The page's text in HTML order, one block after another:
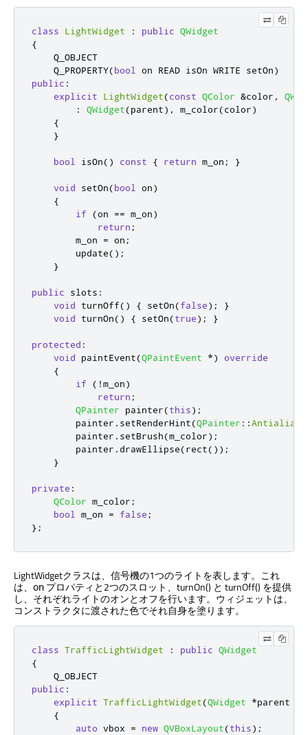
class LightWidget : public QWidget
{
    Q_OBJECT
    Q_PROPERTY
(bool on READ isOn WRITE setOn)
public :
explicit
LightWidget(const QColor &color ,
:
QWidget(parent) , m_color(color)
{
}
bool isOn() const { return m_on ; }
void setOn(bool on)
{
if
(on == m_on)
return ;
        m_on
= on ;
        update
();
}
public slots :
void turnOff() { setOn(false);
}
void turnOn() { setOn(true); }
protected :
void paintEvent(QPaintEvent *)
override
{
if
( !m_on)
return ;
QPainter painter(this);
        painter
. setRenderHint(QPainter ::
        painter
. setBrush(m_color);
        painter
. drawEllipse(rect());
}
private :
QColor m_color ;
bool
m_on = false ;
};
LightWidgetクラスは、信号機の1つのライトを表します。これ
は、 on プロパティと2つのスロット、turnOn() と turnOff() を提供
し、それぞれライトのオンとオフを行います。ウィジェットは、
コンストラクタに渡された色でそれ自身を塗ります。
class TrafficLightWidget : public QWidget
{
public :
explicit TrafficLightWidget(QWidget *parent
{
auto vbox = new QVBoxLayout(this);